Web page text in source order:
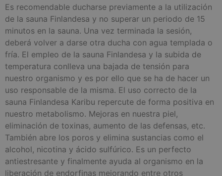
Es recomendable ducharse previamente a la utilización
de la sauna Finlandesa y no superar un periodo de 15
minutos en la sauna. Una vez terminada la sesión,
deberá volver a darse otra ducha con agua templada o
fría. El empleo de la sauna Finlandesa y la subida de
temperatura conlleva una bajada de tensión para
nuestro organismo y es por ello que se ha de hacer un
uso responsable de la misma. El uso correcto de la
sauna Finlandesa Karibu repercute de forma positiva en
nuestro metabolismo. Mejoras en nuestra piel,
eliminación de toxinas, aumento de las defensas, etc.
También abre los poros y elimina sustancias como el
alcohol, nicotina y ácido sulfúrico. Es un perfecto
antiestresante y finalmente ayuda al organismo en la
liberación de endorfinas mejorando entre otros